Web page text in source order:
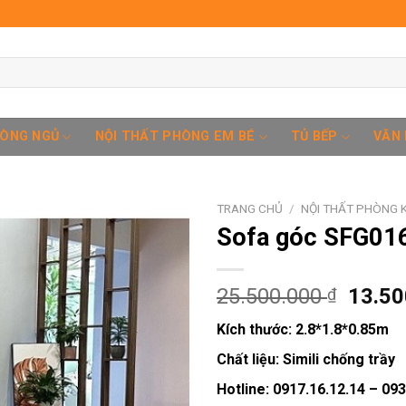
NGỦ NỘI THẤT PHÒNG EM BÉ TỦ BẾP VĂN
Add to
wishlist
TRANG CHỦ / NỘI THẤT PHÒNG
Sofa góc
25.500.000₫
Giá
gốc
là:
Kích thước: 2.8*1.8*0.85m
Chất liệu: Simili chống trầy
Hotline: 0917.16.12.14 –